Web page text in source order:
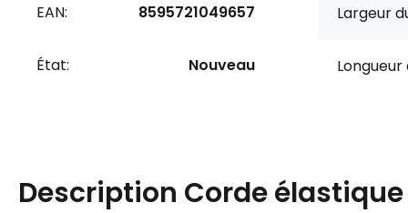
EAN: 8595721049657
État: Nouveau
Largeur
Longueur
Description Corde